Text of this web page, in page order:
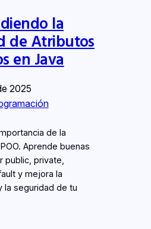
la
de Atributos
en Java
2025
de la
Aprende buenas
public, private,
y mejora la
la seguridad de tu